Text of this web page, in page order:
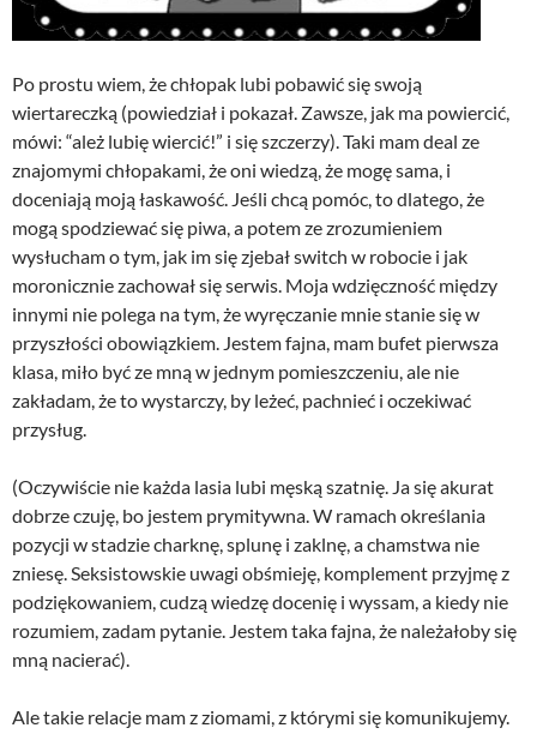
Po prostu wiem, że chłopak lubi pobawić się swoją
wiertareczką (powiedział i pokazał. Zawsze, jak ma powiercić,
mówi: “ależ lubię wiercić!” i się szczerzy). Taki mam deal ze
znajomymi chłopakami, że oni wiedzą, że mogę sama, i
doceniają moją łaskawość. Jeśli chcą pomóc, to dlatego, że
mogą spodziewać się piwa, a potem ze zrozumieniem
wysłucham o tym, jak im się zjebał switch w robocie i jak
moronicznie zachował się serwis. Moja wdzięczność między
innymi nie polega na tym, że wyręczanie mnie stanie się w
przyszłości obowiązkiem. Jestem fajna, mam bufet pierwsza
klasa, miło być ze mną w jednym pomieszczeniu, ale nie
zakładam, że to wystarczy, by leżeć, pachnieć i oczekiwać
przysług.
(Oczywiście nie każda lasia lubi męską szatnię. Ja się akurat
dobrze czuję, bo jestem prymitywna. W ramach określania
pozycji w stadzie charknę, splunę i zaklnę, a chamstwa nie
zniesę. Seksistowskie uwagi obśmieję, komplement przyjmę z
podziękowaniem, cudzą wiedzę docenię i wyssam, a kiedy nie
rozumiem, zadam pytanie. Jestem taka fajna, że należałoby się
mną nacierać).
Ale takie relacje mam z ziomami, z którymi się komunikujemy.